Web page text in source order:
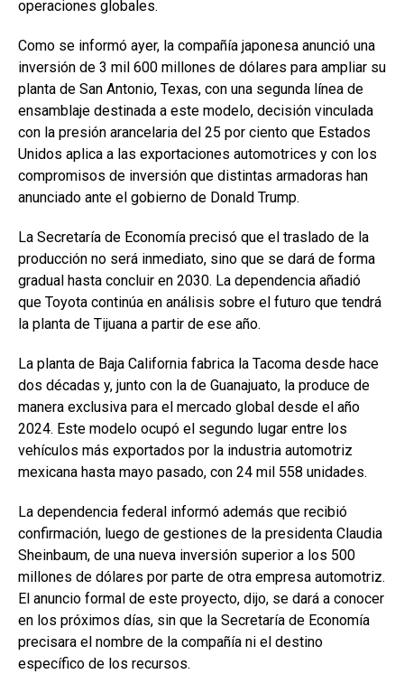
operaciones globales.
Como se informó ayer, la compañía japonesa anunció una
inversión de 3 mil 600 millones de dólares para ampliar su
planta de San Antonio, Texas, con una segunda línea de
ensamblaje destinada a este modelo, decisión vinculada
con la presión arancelaria del 25 por ciento que Estados
Unidos aplica a las exportaciones automotrices y con los
compromisos de inversión que distintas armadoras han
anunciado ante el gobierno de Donald Trump.
La Secretaría de Economía precisó que el traslado de la
producción no será inmediato, sino que se dará de forma
gradual hasta concluir en 2030. La dependencia añadió
que Toyota continúa en análisis sobre el futuro que tendrá
la planta de Tijuana a partir de ese año.
La planta de Baja California fabrica la Tacoma desde hace
dos décadas y, junto con la de Guanajuato, la produce de
manera exclusiva para el mercado global desde el año
2024. Este modelo ocupó el segundo lugar entre los
vehículos más exportados por la industria automotriz
mexicana hasta mayo pasado, con 24 mil 558 unidades.
La dependencia federal informó además que recibió
confirmación, luego de gestiones de la presidenta Claudia
Sheinbaum, de una nueva inversión superior a los 500
millones de dólares por parte de otra empresa automotriz.
El anuncio formal de este proyecto, dijo, se dará a conocer
en los próximos días, sin que la Secretaría de Economía
precisara el nombre de la compañía ni el destino
específico de los recursos.